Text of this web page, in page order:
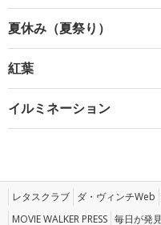
夏休み（夏祭り）
紅葉
イルミネーション
レタスクラブ ダ・ヴィンチWeb
MOVIE WALKER PRESS 毎日が発